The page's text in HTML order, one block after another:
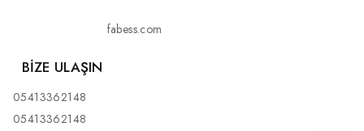
fabess.com
BIZE ULAŞIN
05413362148
05413362148